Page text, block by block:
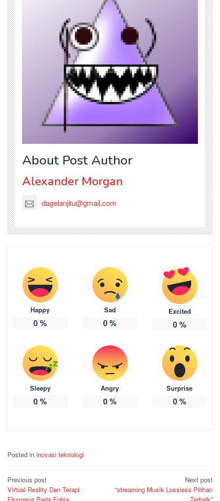
About Post Author
Alexander Morgan
dagelanjitu@gmail.com
Happy
0%
Sad
0%
Excited
0%
Sleepy
0%
Angry
0%
Surprise
0%
Posted in inovasi teknologi
Post
navigation
Previous post
Virtual Reality Dan Terapi
Eksposur Pada Fobia
Next post
“streaming Musik Lossless Pilihan
Terbaik”